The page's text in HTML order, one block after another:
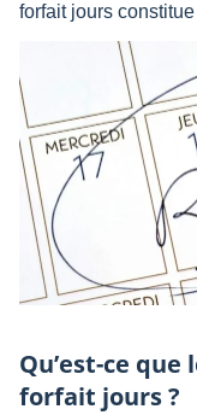
forfait jours
Qu’est-ce que
forfait jours ?